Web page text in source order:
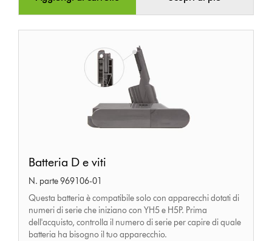
D
e
viti
Batteria D e viti
N. parte 969106-01
Questa batteria è compatibile solo con apparecchi dotati di
numeri di serie che iniziano con YH5 e H5P. Prima
dell'acquisto, controlla il numero di serie per capire di quale
batteria ha bisogno il tuo apparecchio.